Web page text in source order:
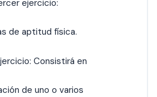
ejercicio:
de aptitud física.
Consistirá en
de uno o varios